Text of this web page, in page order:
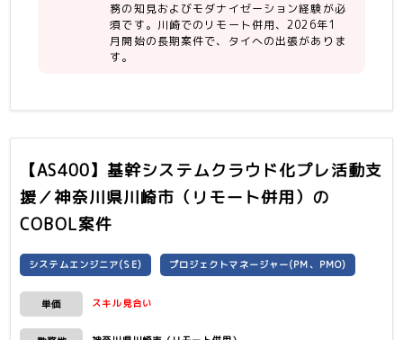
・業務／システム課題整理、ToBe像の
検討
・AS400/RPG → Javaマイグレーショ
4月〜 要件定義〜
務の知見およびモダナイゼーション経験が必
須です。川崎でのリモート併用、2026年1
月開始の長期案件で、タイへの出張がありま
す。
【AS400】基幹システムクラウド化プレ活動支
援／神奈川県川崎市（リモート併用） の
COBOL案件
システムエンジニア(SE) プロジェクトマネージャー(PM、PMO)
単価 スキル見合い